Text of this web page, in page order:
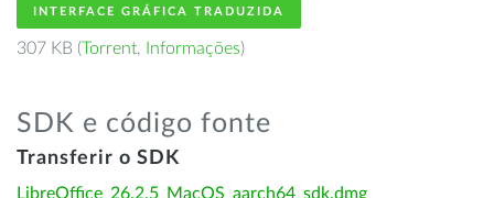
INTERFACE GRÁFICA TRADUZIDA
307 KB (Torrent, Informações)
SDK e código fonte
Transferir o SDK
LibreOffice_26.2.5_MacOS_aarch64_sdk.dmg